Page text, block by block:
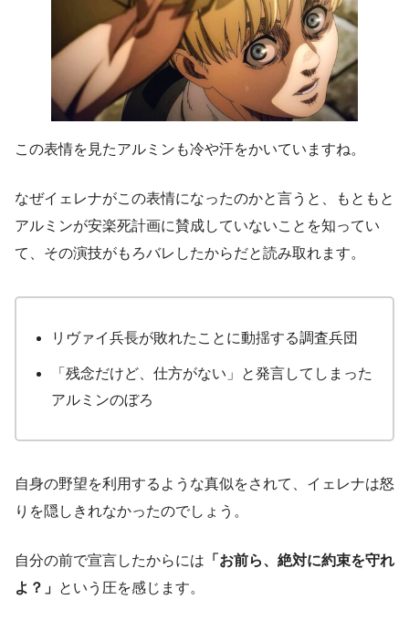
この表情を見たアルミンも冷や汗をかいていますね。
なぜイェレナがこの表情になったのかと言うと、もともと
アルミンが安楽死計画に賛成していないことを知ってい
て、その演技がもろバレしたからだと読み取れます。
リヴァイ兵長が敗れたことに動揺する調査兵団
「残念だけど、仕方がない」と発言してしまった
アルミンのぼろ
自身の野望を利用するような真似をされて、イェレナは怒
りを隠しきれなかったのでしょう。
自分の前で宣言したからには 「お前ら、絶対に約束を守れ
よ？」 という圧を感じます。